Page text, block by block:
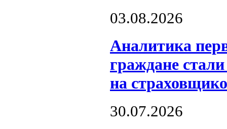
03.08.2026
Аналитика
граждане
на
30.07.2026